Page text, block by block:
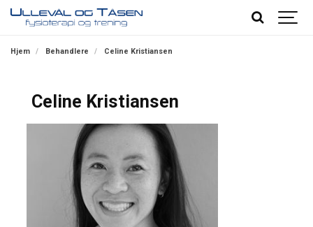
Hjem Behandlere Celine Kristiansen
Celine Kristiansen